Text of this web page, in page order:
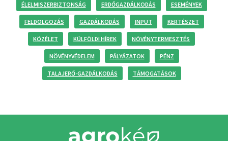
ÉLELMISZERBIZTONSÁG ERDŐGAZDÁLKODÁS ESEMÉNYEK
FELDOLGOZÁS GAZDÁLKODÁS INPUT KERTÉSZET
KÖZÉLET KÜLFÖLDI HÍREK NÖVÉNYTERMESZTÉS
NÖVÉNYVÉDELEM PÁLYÁZATOK PÉNZ
TALAJERŐ-GAZDÁLKODÁS TÁMOGATÁSOK